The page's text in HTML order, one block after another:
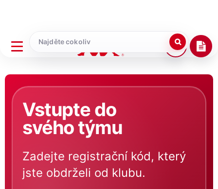
Vstupte do
svého týmu
Zadejte registrační kód, který
jste obdrželi od klubu.